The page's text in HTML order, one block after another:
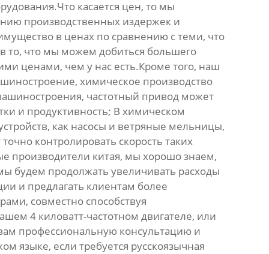
касается цен, то мы
производственных издержек и
в ценах по сравнению с теми, что
то, что мы можем добиться большего
ценами, чем у нас есть.Кроме того, наш
химическое производство
частотный привод может
и продуктивность; В химическом
как насосы и ветряные мельницы,
контролировать скорость таких
производители китая, мы хорошо знаем,
будем продолжать увеличивать расходы
и предлагать клиентам более
совместно способствуя
4 киловатт-частотном двигателе, или
профессиональную консультацию и
языке, если требуется русскоязычная